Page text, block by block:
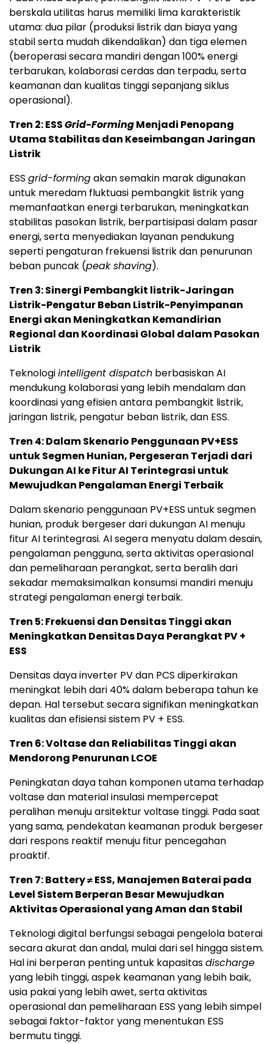
berskala utilitas harus memiliki lima karakteristik
utama: dua pilar (produksi listrik dan biaya yang
stabil serta mudah dikendalikan) dan tiga elemen
(beroperasi secara mandiri dengan 100% energi
terbarukan, kolaborasi cerdas dan terpadu, serta
keamanan dan kualitas tinggi sepanjang siklus
operasional).
Tren 2: ESSGrid-FormingMenjadi Penopang
Utama Stabilitas dan Keseimbangan Jaringan
Listrik
ESS grid-formingakan semakin marak digunakan
untuk meredam fluktuasi pembangkit listrik yang
memanfaatkan energi terbarukan, meningkatkan
stabilitas pasokan listrik, berpartisipasi dalam pasar
energi, serta menyediakan layanan pendukung
seperti pengaturan frekuensi listrik dan penurunan
beban puncak (peak shaving).
Tren 3: Sinergi Pembangkit listrik-Jaringan
Listrik-Pengatur Beban Listrik-Penyimpanan
Energi akan Meningkatkan Kemandirian
Regional dan Koordinasi Global dalam Pasokan
Listrik
Teknologiintelligent dispatch berbasiskan AI
mendukung kolaborasi yang lebih mendalam dan
koordinasi yang efisien antara pembangkit listrik,
jaringan listrik, pengatur beban listrik, dan ESS.
Tren 4: Dalam Skenario Penggunaan PV+ESS
untuk Segmen Hunian, Pergeseran Terjadi dari
Dukungan AI ke Fitur AI Terintegrasi untuk
Mewujudkan Pengalaman Energi Terbaik
Dalam skenario penggunaan PV+ESS untuk segmen
hunian, produk bergeser dari dukungan AI menuju
fitur AI terintegrasi. AI segera menyatu dalam desain,
pengalaman pengguna, serta aktivitas operasional
dan pemeliharaan perangkat, serta beralih dari
sekadar memaksimalkan konsumsi mandiri menuju
strategi pengalaman energi terbaik.
Tren 5: Frekuensi dan Densitas Tinggi akan
Meningkatkan Densitas Daya Perangkat PV +
ESS
Densitas daya inverter PV dan PCS diperkirakan
meningkat lebih dari 40% dalam beberapa tahun ke
depan. Hal tersebut secara signifikan meningkatkan
kualitas dan efisiensi sistem PV + ESS.
Tren 6: Voltase dan Reliabilitas Tinggi akan
Mendorong Penurunan LCOE
Peningkatan daya tahan komponen utama terhadap
voltase dan material insulasi mempercepat
peralihan menuju arsitektur voltase tinggi. Pada saat
yang sama, pendekatan keamanan produk bergeser
dari respons reaktif menuju fitur pencegahan
proaktif.
Tren 7: Battery ≠ ESS, Manajemen Baterai pada
Level Sistem Berperan Besar Mewujudkan
Aktivitas Operasional yang Aman dan Stabil
Teknologi digital berfungsi sebagai pengelola baterai
secara akurat dan andal, mulai dari sel hingga sistem.
Hal ini berperan penting untuk kapasitasdischarge
yang lebih tinggi, aspek keamanan yang lebih baik,
usia pakai yang lebih awet, serta aktivitas
operasional dan pemeliharaan ESS yang lebih simpel
sebagai faktor-faktor yang menentukan ESS
bermutu tinggi.